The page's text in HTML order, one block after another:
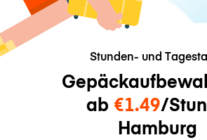
Stunden- und
ab €1.49/
Hamburg